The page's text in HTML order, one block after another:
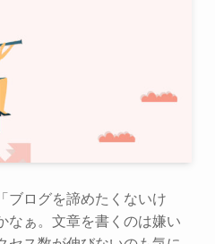
ブログを諦めたくないけ
なぁ。文章を書くのは嫌い